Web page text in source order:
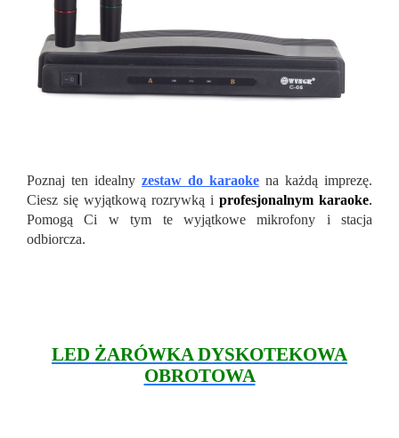
Poznaj ten idealny zestaw do karaoke na każdą imprezę.
Ciesz się wyjątkową rozrywką i profesjonalnym karaoke.
Pomogą Ci w tym te wyjątkowe mikrofony i stacja
odbiorcza.
LED ŻARÓWKA DYSKOTEKOWA
OBROTOWA